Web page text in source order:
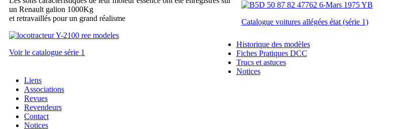
un Renault galion 1000Kg
et retravaillés pour un grand réalisme
Voir le catalogue série 1
Catalogue voitures allégées état (série 1)
Historique des modèles
Fiches Pratiques DCC
Trucs et astuces
Notices
Liens
Associations
Revues
Revendeurs
Contact
Notices